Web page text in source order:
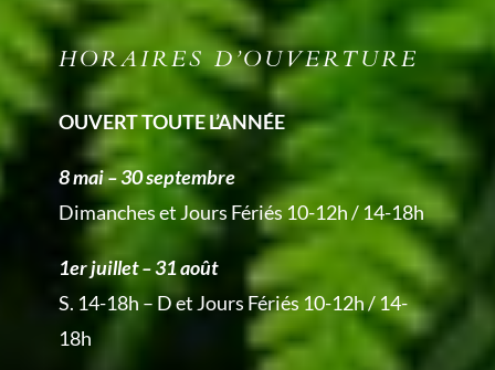
HORAIRES D’OUVERTURE
OUVERT TOUTE L’ANNÉE
8 mai – 30 septembre
Dimanches et Jours Fériés 10-12h / 14-18h
1er juillet – 31 août
S. 14-18h – D et Jours Fériés 10-12h / 14-
18h